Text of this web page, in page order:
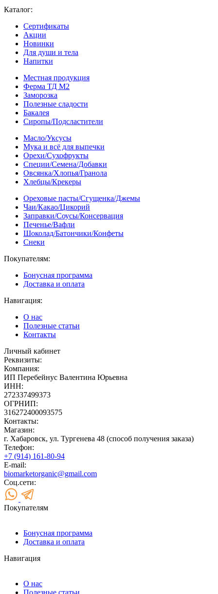
Каталог:
Сертификаты
Акции
Новинки
Для души и тела
Напитки
Местная продукция
Ферма ТД М2
Заморозка
Полезные сладости
Бакалея
Сиропы/Подсластители
Масло/Уксусы
Мука и всё для выпечки
Орехи/Сухофрукты
Специи/Семена/Добавки
Овсянка/Хлопья/Гранола
Хлебцы/Крекеры
Ореховые пасты/Сгущенка/Джемы
Чаи/Какао/Цикорий
Заправки/Соусы/Консервация
Печенье/Вафли
Шоколад/Батончики/Конфеты
Снеки
Покупателям:
Бонусная программа
Доставка и оплата
Навигация:
О нас
Полезные статьи
Контакты
Личный кабинет
Реквизиты:
Компания:
ИП Перебейнус Валентина Юрьевна
ИНН:
272337499373
ОГРНИП:
316272400093575
Контакты:
Магазин:
г. Хабаровск, ул. Тургенева 48 (способ получения заказа)
Телефон:
+7 (914) 161-80-94
E-mail:
biomarketorganic@gmail.com
Соц.сети:
Покупателям
Бонусная программа
Доставка и оплата
Навигация
О нас
Полезные статьи